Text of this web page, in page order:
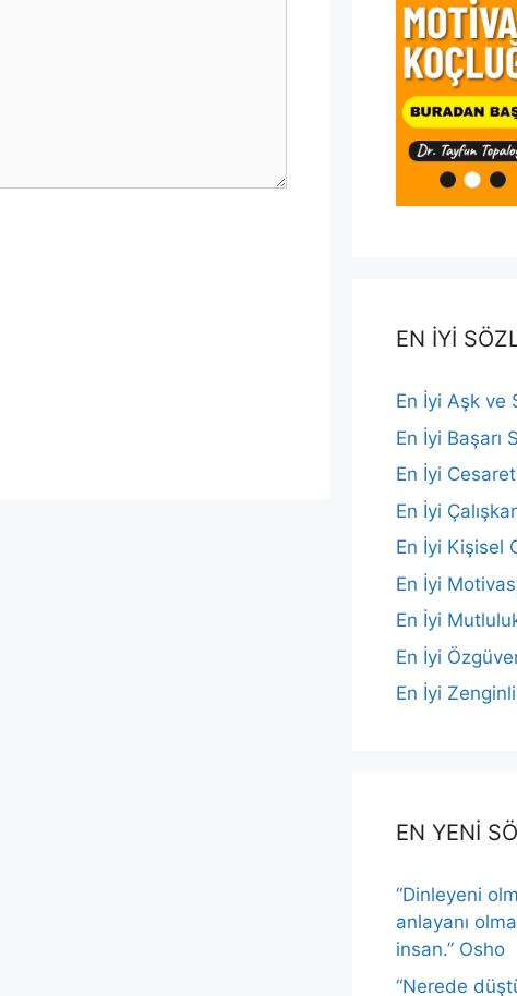
EN İYİ
En İyi Aşk ve
En İyi Başarı
En İyi
En İyi
En İyi Kişisel
En İyi
En İyi
En İyi
En İyi
EN YENİ
“Dinleyeni
anlayanı
insan.” Osho
“Nerede